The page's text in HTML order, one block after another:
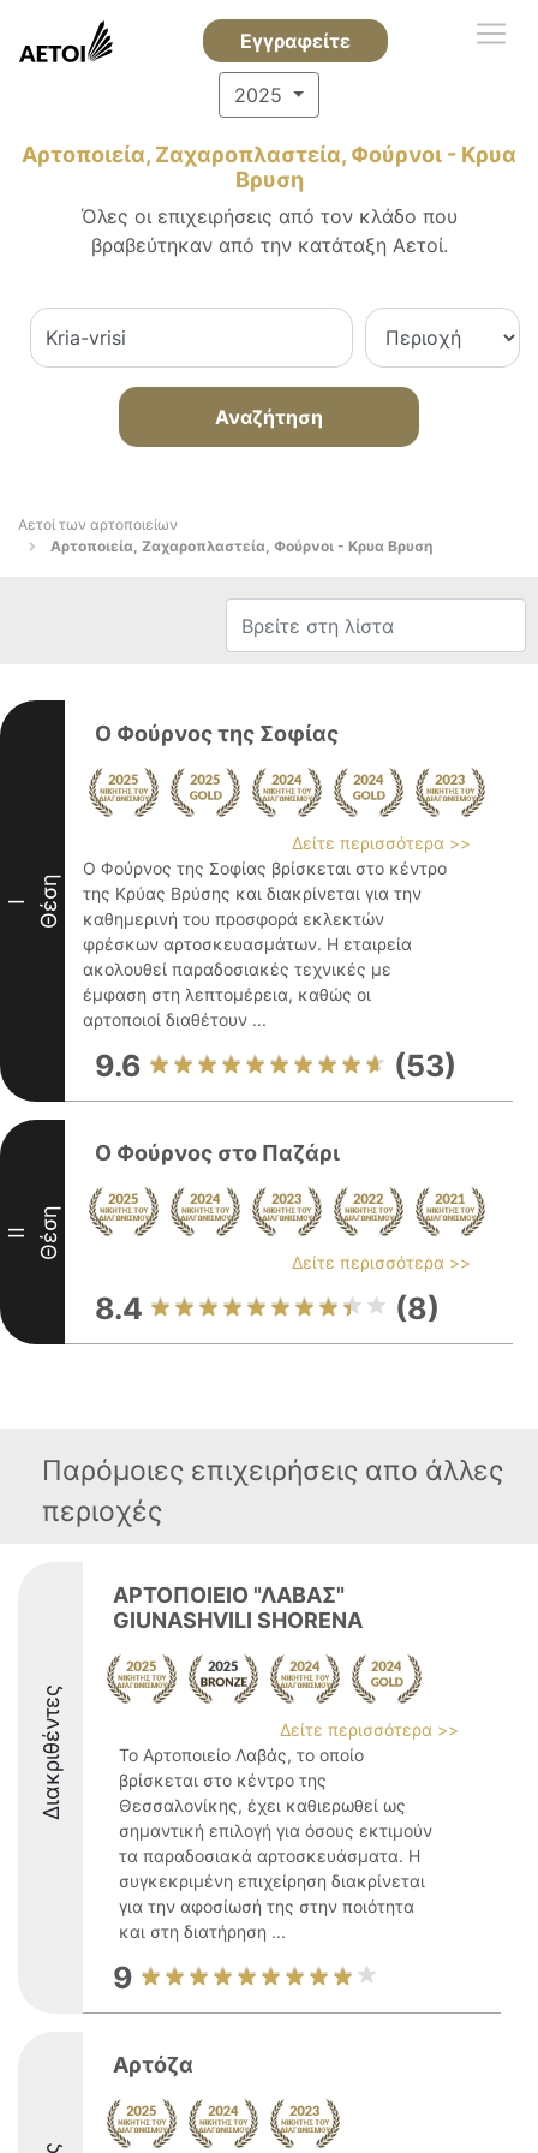
Εγγραφείτε
2025
Αρτοποιεία, Ζαχαροπλαστεία, Φούρνοι - Κρυα
Βρυση
Όλες οι επιχειρήσεις από τον κλάδο που
βραβεύτηκαν από την κατάταξη Αετοί.
Αναζήτηση
Αετοί των αρτοποιείων
Αρτοποιεία, Ζαχαροπλαστεία, Φούρνοι - Κρυα Βρυση
I Θέση
Ο Φούρνος της Σοφίας
Δείτε περισσότερα >>
Ο Φούρνος της Σοφίας βρίσκεται στο κέντρο
της Κρύας Βρύσης και διακρίνεται για την
καθημερινή του προσφορά εκλεκτών
φρέσκων αρτοσκευασμάτων. Η εταιρεία
ακολουθεί παραδοσιακές τεχνικές με
έμφαση στη λεπτομέρεια, καθώς οι
αρτοποιοί διαθέτουν ...
9.6 (53)
II Θέση
Ο Φούρνος στο Παζάρι
Δείτε περισσότερα >>
8.4 (8)
Παρόμοιες επιχειρήσεις απο άλλες
περιοχές
Διακριθέντες
ΑΡΤΟΠΟΙΕΙΟ "ΛΑΒΑΣ"
GIUNASHVILI SHORENA
Δείτε περισσότερα >>
Το Αρτοποιείο Λαβάς, το οποίο
βρίσκεται στο κέντρο της
Θεσσαλονίκης, έχει καθιερωθεί ως
σημαντική επιλογή για όσους εκτιμούν
τα παραδοσιακά αρτοσκευάσματα. Η
συγκεκριμένη επιχείρηση διακρίνεται
για την αφοσίωσή της στην ποιότητα
και στη διατήρηση ...
9
Αρτόζα